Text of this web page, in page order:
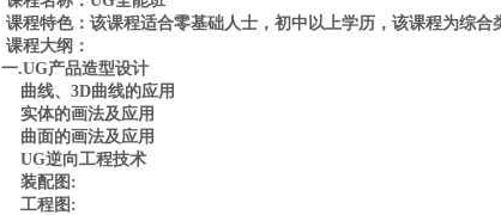
课程特色：该课程适合零基础人士，初中以上学历，该课程为综
课程大纲：
一.UG产品造型设计
曲线、3D曲线的应用
实体的画法及应用
曲面的画法及应用
UG逆向工程技术
装配图:
工程图: